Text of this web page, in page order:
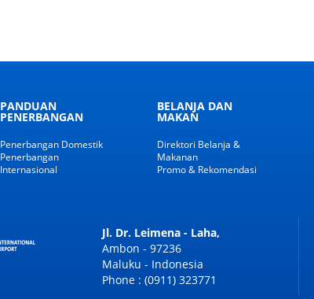
PANDUAN
PENERBANGAN
Penerbangan Domestik
Penerbangan
Internasional
BELANJA DAN
MAKAN
Direktori Belanja &
Makanan
Promo & Rekomendasi
Jl. Dr. Leimena - Laha,
Ambon - 97236
Maluku - Indonesia
Phone : (0911) 323771